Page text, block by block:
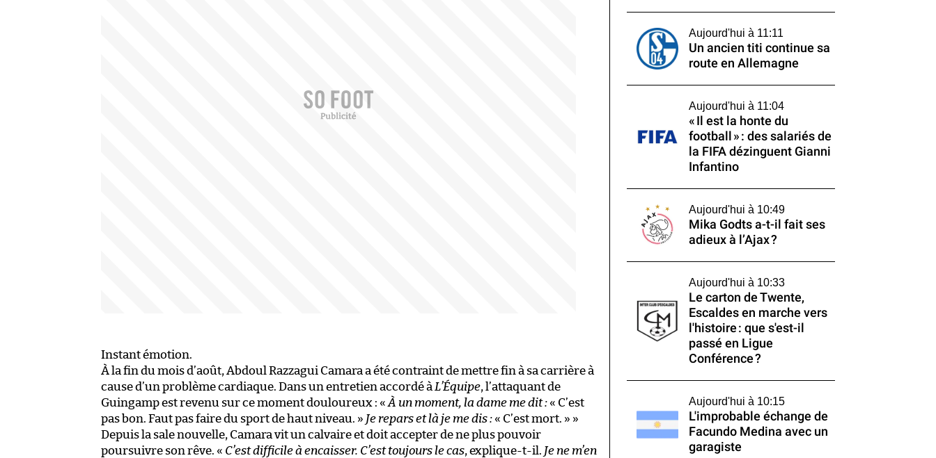
Instant émotion.
À la fin du mois d’août, Abdoul Razzagui Camara a été contraint de mettre fin à sa carrière à
cause d’un problème cardiaque. Dans un entretien accordé à L’Équipe, l’attaquant de
Guingamp est revenu sur ce moment douloureux : « À un moment, la dame me dit : « C’est
pas bon. Faut pas faire du sport de haut niveau. » Je repars et là je me dis : « C’est mort. » »
Depuis la sale nouvelle, Camara vit un calvaire et doit accepter de ne plus pouvoir
poursuivre son rêve. « C’est difficile à encaisser. C’est toujours le cas, explique-t-il. Je ne m’en
Aujourd'hui à 11:11
Un ancien titi continue sa
route en Allemagne
Aujourd'hui à 11:04
« Il est la honte du
football » : des salariés de
la FIFA dézinguent Gianni
Infantino
Aujourd'hui à 10:49
Mika Godts a-t-il fait ses
adieux à l’Ajax ?
Aujourd'hui à 10:33
Le carton de Twente,
Escaldes en marche vers
l'histoire : que s'est-il
passé en Ligue
Conférence ?
Aujourd'hui à 10:15
L'improbable échange de
Facundo Medina avec un
garagiste